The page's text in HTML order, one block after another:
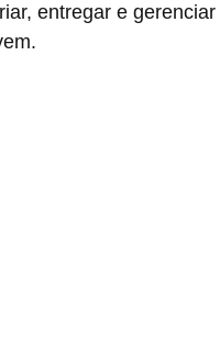
entregar e gerenciar